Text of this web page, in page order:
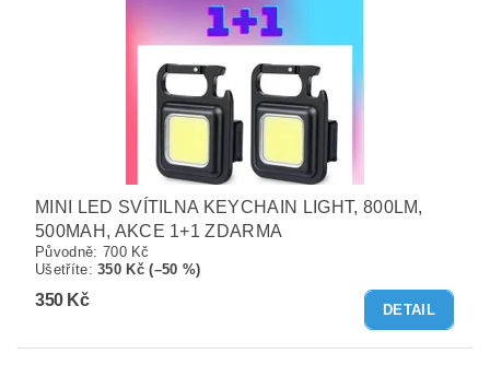
MINI LED SVÍTILNA KEYCHAIN LIGHT, 800LM,
500MAH, AKCE 1+1 ZDARMA
Původně: 700 Kč
Ušetříte:350 Kč (–50 %)
350 Kč
DETAIL